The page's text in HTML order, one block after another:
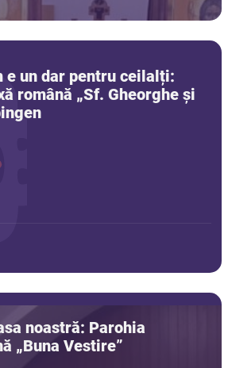
e un dar pentru ceilalți:
română „Sf. Gheorghe și
noastră: Parohia
„Buna Vestire”